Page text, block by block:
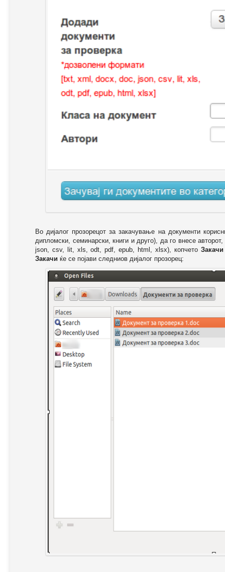
Во дијалог прозорецот за закачување на документи
дипломски, семинарски, книги и друго), да го внесе
json, csv, lit, xls, odt, pdf, epub, html, xlsx), копчето Закачи
Закачи ќе се појави следниов дијалог прозорец: